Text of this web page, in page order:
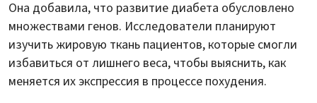
Она добавила, что развитие диабета обусловлено
множествами генов. Исследователи планируют
изучить жировую ткань пациентов, которые смогли
избавиться от лишнего веса, чтобы выяснить, как
меняется их экспрессия в процессе похудения.